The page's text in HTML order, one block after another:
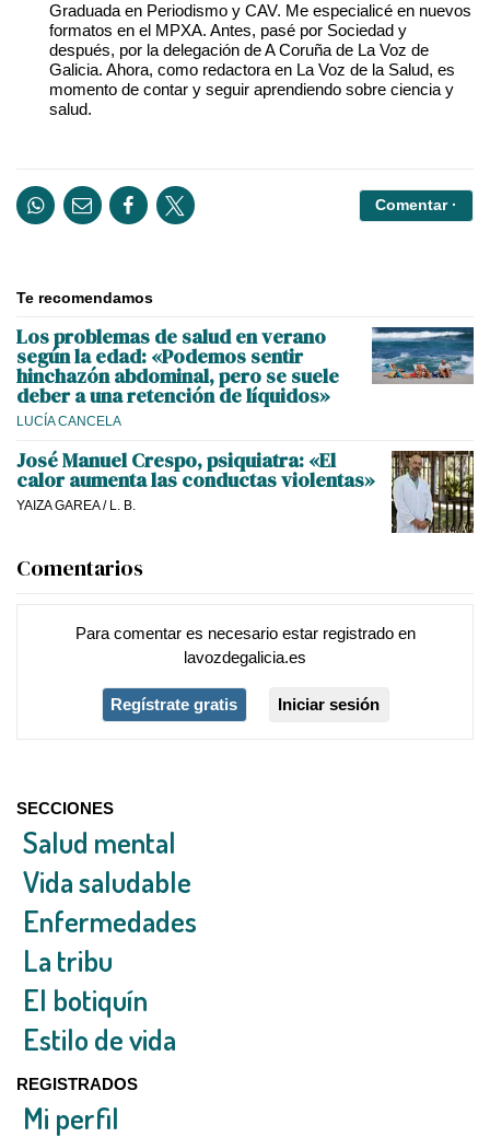
Graduada en Periodismo y CAV. Me especialicé en nuevos
formatos en el MPXA. Antes, pasé por Sociedad y
después, por la delegación de A Coruña de La Voz de
Galicia. Ahora, como redactora en La Voz de la Salud, es
momento de contar y seguir aprendiendo sobre ciencia y
salud.
Comentar ·
Te recomendamos
Los problemas de salud en verano
según la edad: «Podemos sentir
hinchazón abdominal, pero se suele
deber a una retención de líquidos»
LUCÍA CANCELA
José Manuel Crespo, psiquiatra: «El
calor aumenta las conductas violentas»
YAIZA GAREA/ L. B.
Comentarios
Para comentar es necesario estar registradoen
lavozdegalicia.es
Regístrate gratis Iniciar sesión
SECCIONES
Salud mental
Vida saludable
Enfermedades
La tribu
El botiquín
Estilo de vida
REGISTRADOS
Mi perfil